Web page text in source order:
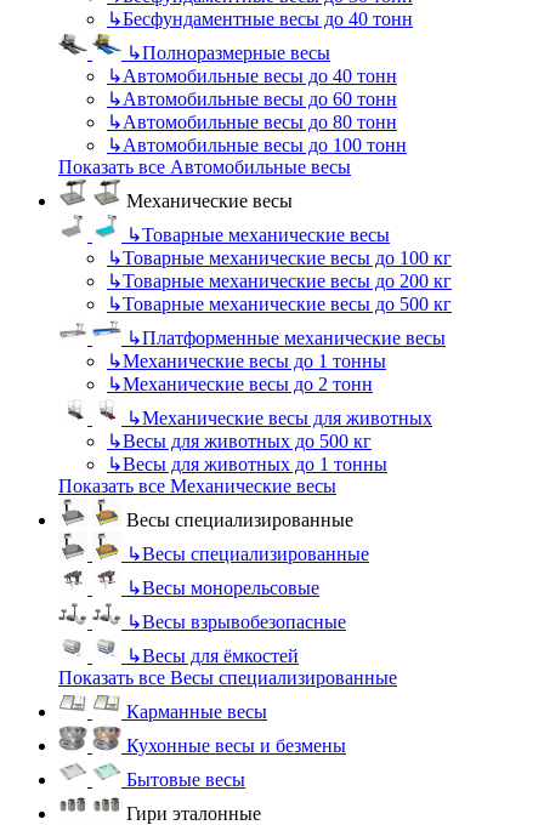
↳Бесфундаментные весы до 40 тонн
↳Полноразмерные весы
↳Автомобильные весы до 40 тонн
↳Автомобильные весы до 60 тонн
↳Автомобильные весы до 80 тонн
↳Автомобильные весы до 100 тонн
Показать все Автомобильные весы
Механические весы
↳Товарные механические весы
↳Товарные механические весы до 100 кг
↳Товарные механические весы до 200 кг
↳Товарные механические весы до 500 кг
↳Платформенные механические весы
↳Механические весы до 1 тонны
↳Механические весы до 2 тонн
↳Механические весы для животных
↳Весы для животных до 500 кг
↳Весы для животных до 1 тонны
Показать все Механические весы
Весы специализированные
↳Весы специализированные
↳Весы монорельсовые
↳Весы взрывобезопасные
↳Весы для ёмкостей
Показать все Весы специализированные
Карманные весы
Кухонные весы и безмены
Бытовые весы
Гири эталонные